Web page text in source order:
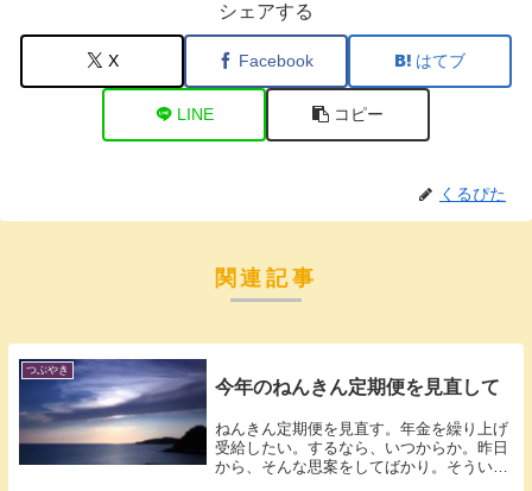
シェアする
X Facebook はてブ
LINE コピー
くるぴた
関連記事
つぶやき
今年のねんきん定期便を見直して
ねんきん定期便を見直す。年金を繰り上げ
受給したい。するなら、いつからか。昨日
から、そんな思案をしてばかり。そういえ